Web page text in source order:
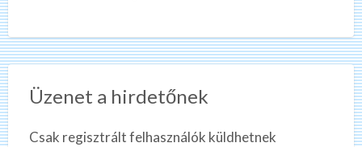
Üzenet a hirdetőnek
Csak regisztrált felhasználók küldhetnek